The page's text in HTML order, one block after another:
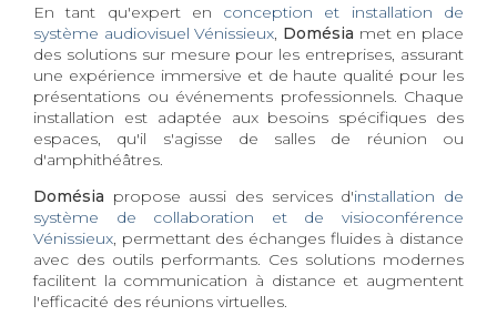
En tant qu'expert en conception et installation de
système audiovisuel Vénissieux Domésia met en place
des solutions sur mesure pour les entreprises, assurant
une expérience immersive et de haute qualité pour les
présentations ou événements professionnels. Chaque
installation est adaptée aux besoins spécifiques des
espaces, qu'il s'agisse de salles de réunion ou
d'amphithéâtres.
Domésia propose aussi des services d'installation de
système de collaboration et de visioconférence
Vénissieux , permettant des échanges fluides à distance
avec des outils performants. Ces solutions modernes
facilitent la communication à distance et augmentent
l'efficacité des réunions virtuelles.